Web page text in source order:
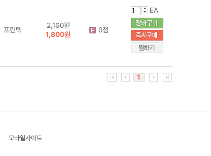
프린텍
2,160원
1,800원
0점
EA
1
모바일사이트